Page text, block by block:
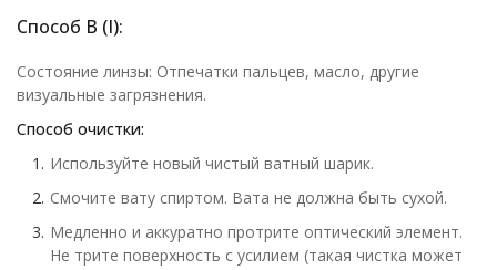
Способ В (I):
Состояние линзы: Отпечатки пальцев, масло, другие
визуальные загрязнения.
Способ очистки:
Используйте новый чистый ватный шарик.
Смочите вату спиртом. Вата не должна быть сухой.
Медленно и аккуратно протрите оптический элемент.
Не трите поверхность с усилием (такая чистка может